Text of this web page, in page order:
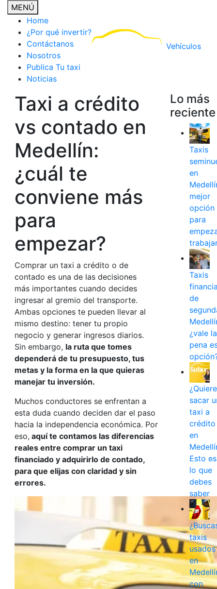
MENÚ
Home
¿Por qué invertir?
Contáctanos
Nosotros
Publica Tu taxi
Noticias
Vehículos
Taxi a crédito
vs contado en
Medellín:
¿cuál te
conviene más
para
empezar?
Comprar un taxi a crédito o de
contado es una de las decisiones
más importantes cuando decides
ingresar al gremio del transporte.
Ambas opciones te pueden llevar al
mismo destino: tener tu propio
negocio y generar ingresos diarios.
Sin embargo, la ruta que tomes
dependerá de tu presupuesto, tus
metas y la forma en la que quieras
manejar tu inversión.
Muchos conductores se enfrentan a
esta duda cuando deciden dar el paso
hacia la independencia económica. Por
eso, aquí te contamos las diferencias
reales entre comprar un taxi
financiado y adquirirlo de contado,
para que elijas con claridad y sin
errores.
Lo más
reciente
Taxis
en
mejor
opción
para
Taxis
de
¿vale la
pena
sacar
taxi a
crédito
en
Esto es
lo que
debes
saber
taxis
usados
en
con